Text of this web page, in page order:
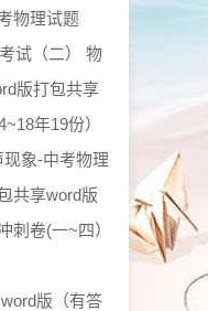
物理试题
试（二） 物
版打包共享
年19份）
象-中考物理
共享word版
刺卷(一~四）
版（有答